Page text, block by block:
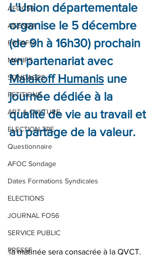
AFOC56
AGENDA
FGTAFO
MANIFS
SONDAGES
PETITIONS
ART & CULTURE
ELECTION TPE
Questionnaire
AFOC Sondage
Dates Formations Syndicales
ELECTIONS
JOURNAL FO56
SERVICE PUBLIC
PRESSE
L'Union départementale
organise le 5 décembre
(de 9h à 16h30) prochain
en partenariat avec
Malakoff Humanis une
journée dédiée à la
qualité de vie au travail et
au partage de la valeur.
la matinée sera consacrée à la QVCT.